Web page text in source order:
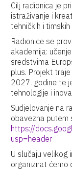
Cilj radionica je
istraživanje i
tehničkih i
Radionice se
akademija:
sredstvima
plus. Projekt
2027. godine te
tehnologije i
Sudjelovanje na
obavezna putem
https://
usp=header
U slučaju velikog
organizirat ćemo